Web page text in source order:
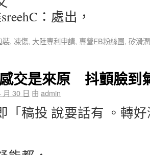
：處出，
裝, 凍傷, 大陸專利申請, 專營FB粉絲團, 矽滑
交是來原 抖顫臉到
月 30 日 由 admin
「稿投 說要話有 。轉